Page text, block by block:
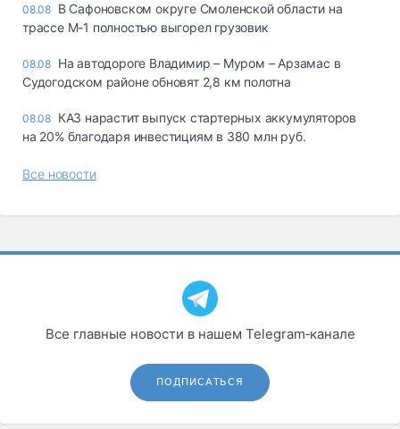
08.08 В Сафоновском округе Смоленской области на
трассе М-1 полностью выгорел грузовик
08.08 На автодороге Владимир – Муром – Арзамас в
Судогодском районе обновят 2,8 км полотна
08.08 КАЗ нарастит выпуск стартерных аккумуляторов
на 20% благодаря инвестициям в 380 млн руб.
Все новости
Все главные новости в нашем Telegram‑канале
ПОДПИСАТЬСЯ